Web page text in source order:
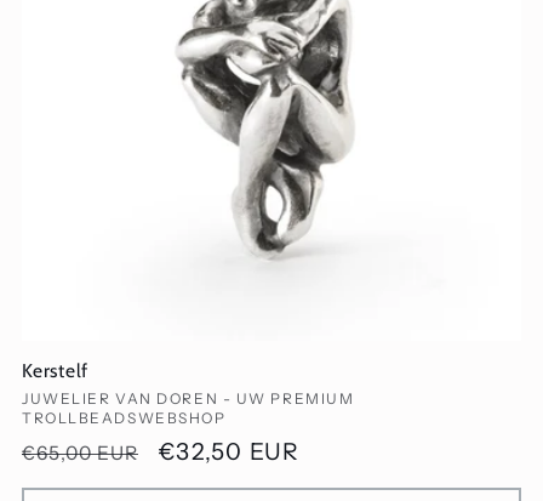
Kerstelf
Verkoper:
JUWELIER VAN DOREN - UW PREMIUM
TROLLBEADSWEBSHOP
Normale
prijs
€65,00 EUR Aanbiedingsprijs
€32,50 EUR